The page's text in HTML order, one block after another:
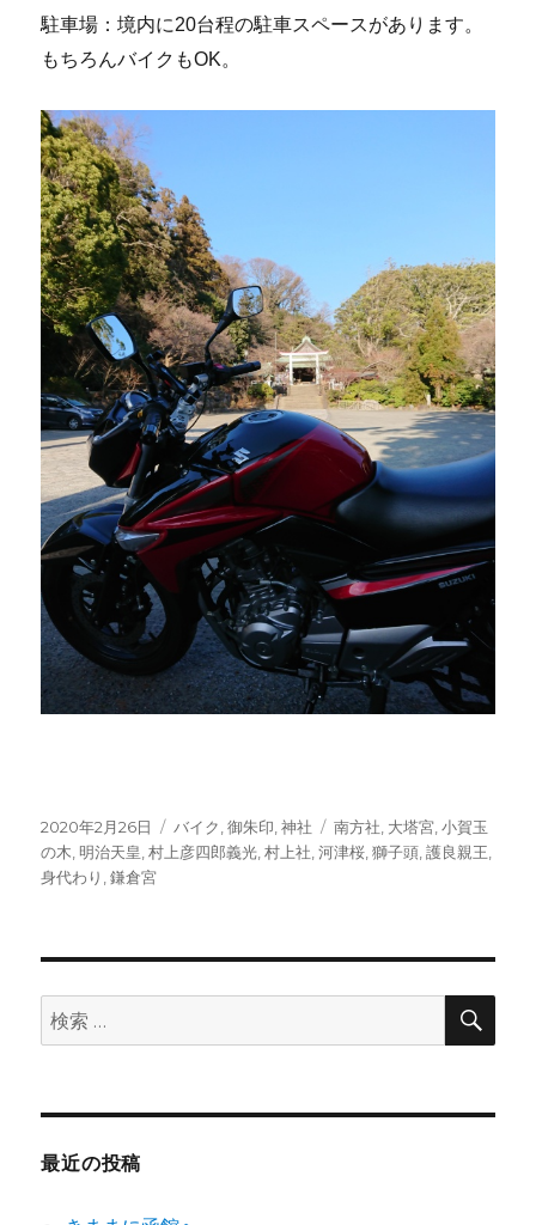
駐車場：境内に20台程の駐車スペースがあります。
もちろんバイクもOK。
投
稿
日:
2020年2月26日
カ
テ
バイク,御朱印,神社
タ
グ
南方社, 大塔宮,小賀玉
の木,明治天皇,村上彦四郎義光,村上社,河津桜,獅子頭,護良親王,
身代わり ,鎌倉宮
検
索:
検
最近の投稿